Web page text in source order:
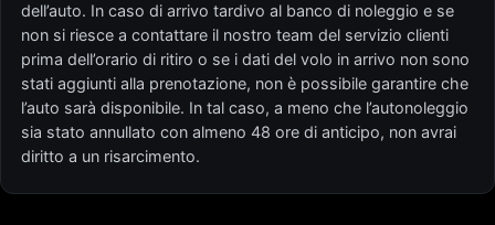
dell’auto. In caso di arrivo tardivo al banco di noleggio e se
non si riesce a contattare il nostro team del servizio clienti
prima dell’orario di ritiro o se i dati del volo in arrivo non sono
stati aggiunti alla prenotazione, non è possibile garantire che
l’auto sarà disponibile. In tal caso, a meno che l’autonoleggio
sia stato annullato con almeno 48 ore di anticipo, non avrai
diritto a un risarcimento.